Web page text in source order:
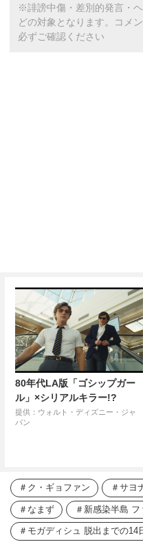
※誹謗中傷・差別的発言・
どの対象となります。コメ
必ずご確認ください
80年代LA版「ゴシップガー
ル」×シリアルキラー!?
提供：ウォルト・ディズニー・ジャ
パン
ク・ギョファン サヨ
なまず 新感染半島 フ
モガディシュ 脱出までの14